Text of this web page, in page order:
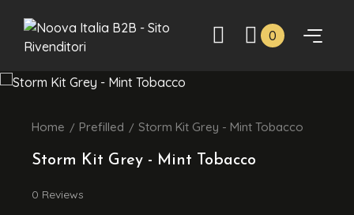
0
Home Prefilled Storm Kit Grey - Mint Tobacco
Storm Kit Grey - Mint Tobacco
0 Reviews